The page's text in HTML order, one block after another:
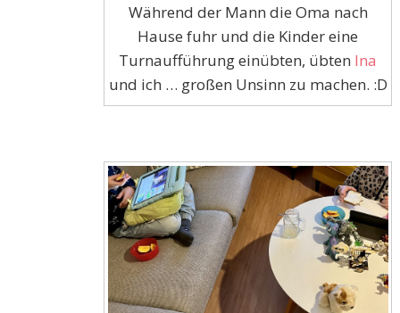
Während der Mann die Oma nach
Hause fuhr und die Kinder eine
Turnaufführung einübten, übten Ina
und ich … großen Unsinn zu machen. :D